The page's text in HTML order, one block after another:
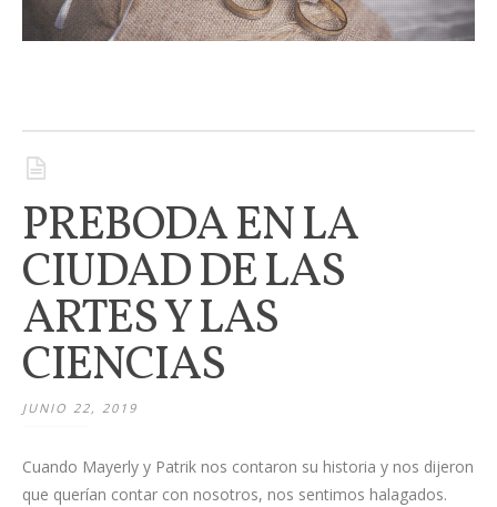
PREBODA EN LA
CIUDAD DE LAS
ARTES Y LAS
CIENCIAS
JUNIO 22, 2019
Cuando Mayerly y Patrik nos contaron su historia y nos dijeron
que querían contar con nosotros, nos sentimos halagados.